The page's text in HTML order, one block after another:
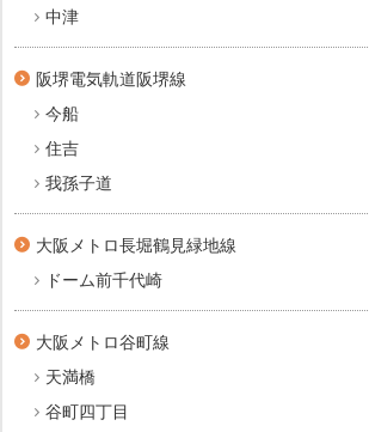
中津
阪堺電気軌道阪堺線
今船
住吉
我孫子道
大阪メトロ長堀鶴見緑地線
ドーム前千代崎
大阪メトロ谷町線
天満橋
谷町四丁目